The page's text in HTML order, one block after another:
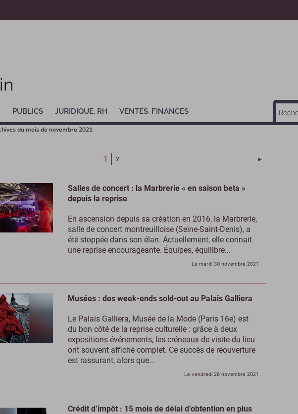
PUBLICS JURIDIQUE, RH VENTES, FINANCES
du mois de novembre 2021
1 (Page courante)
2 ►
Salles de concert : la Marbrerie « en saison beta »
depuis la reprise
En ascension depuis sa création en 2016, la Marbrerie,
salle de concert montreuilloise (Seine-Saint-Denis), a
été stoppée dans son élan. Actuellement, elle connait
une reprise encourageante. Équipes, équilibre...
Le mardi 30 novembre 2021
Musées : des week-ends sold-out au Palais Galliera
Le Palais Galliera, Musée de la Mode (Paris 16e) est
du bon côté de la reprise culturelle : grâce à deux
expositions événements, les créneaux de visite du lieu
ont souvent affiché complet. Ce succès de réouverture
est rassurant, alors que...
Le vendredi 26 novembre 2021
Crédit d’impôt : 15 mois de délai d’obtention en plus